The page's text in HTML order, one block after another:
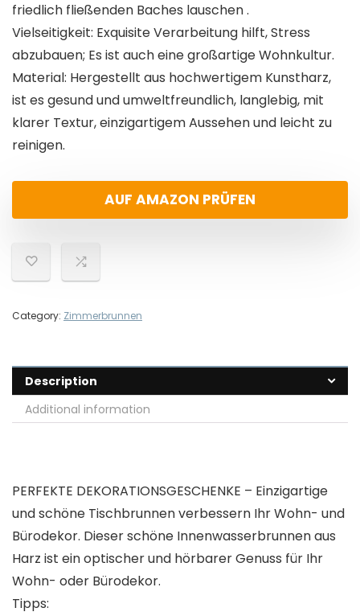
friedlich fließenden Baches lauschen .
Vielseitigkeit: Exquisite Verarbeitung hilft, Stress
abzubauen; Es ist auch eine großartige Wohnkultur.
Material: Hergestellt aus hochwertigem Kunstharz,
ist es gesund und umweltfreundlich, langlebig, mit
klarer Textur, einzigartigem Aussehen und leicht zu
reinigen.
AUF AMAZON PRÜFEN
Category: Zimmerbrunnen
Description
Additional information
PERFEKTE DEKORATIONSGESCHENKE – Einzigartige
und schöne Tischbrunnen verbessern Ihr Wohn- und
Bürodekor. Dieser schöne Innenwasserbrunnen aus
Harz ist ein optischer und hörbarer Genuss für Ihr
Wohn- oder Bürodekor.
Tipps: